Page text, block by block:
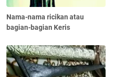
Nama-nama ricikan atau
bagian-bagian Keris